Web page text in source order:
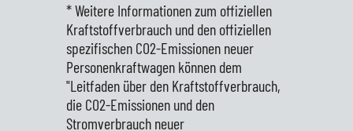
* Weitere Informationen zum offiziellen
Kraftstoffverbrauch und den offiziellen
spezifischen CO2-Emissionen neuer
Personenkraftwagen können dem
"Leitfaden über den Kraftstoffverbrauch,
die CO2-Emissionen und den
Stromverbrauch neuer